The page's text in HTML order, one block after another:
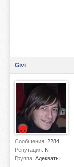
Givi
Сообщения: 2284
Репутация: N
Группа: Адекваты